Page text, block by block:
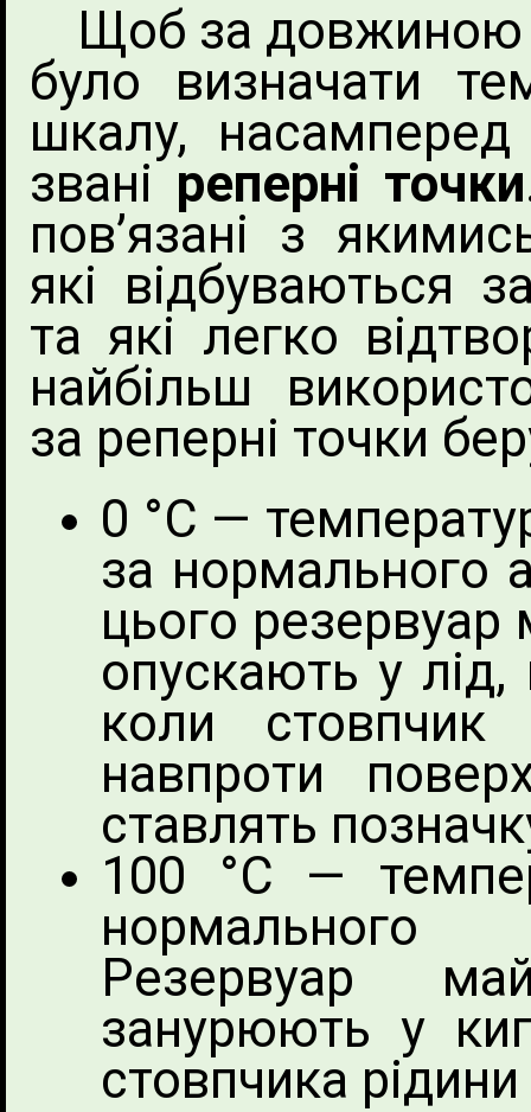
Щоб за довжиною
було визначати
шкалу,
звані реперні точки
пов’язані з
які відбуваються
та які легко
найбільш
за реперні точки
0 °С —
за нормального
цього
опускають у
коли стовпчик
навпроти
ставлять
100 °С —
нормального
Резервуар
занурюють у
стовпчика